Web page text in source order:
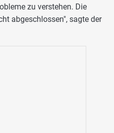
zu verstehen. Die
abgeschlossen", sagte der